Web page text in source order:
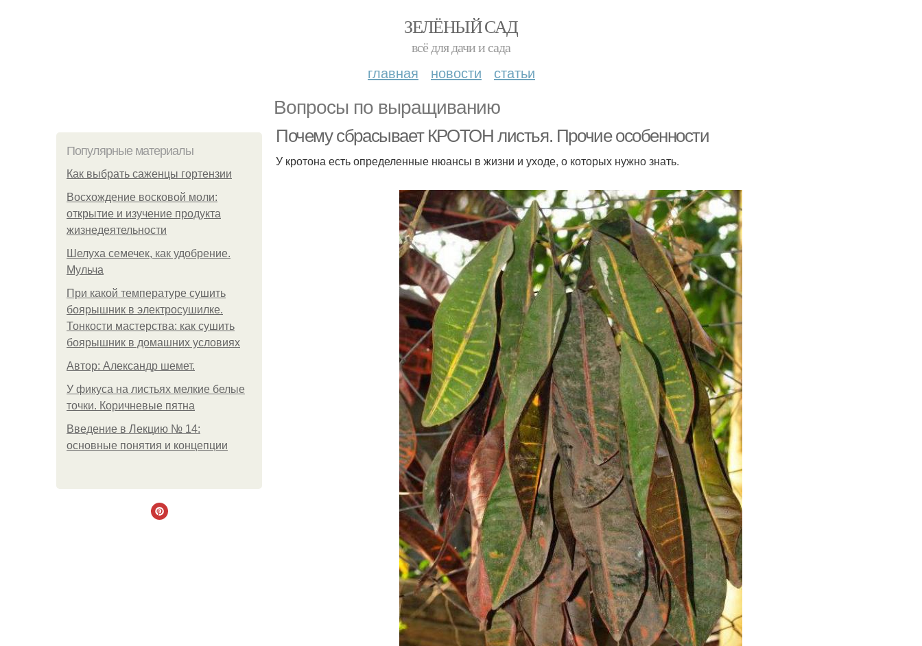
ЗЕЛЁНЫЙ САД
всё для дачи и сада
главная новости статьи
Вопросы по выращиванию
Популярные материалы
Как выбрать саженцы гортензии
Восхождение восковой моли:
открытие и изучение продукта
жизнедеятельности
Шелуха семечек, как удобрение.
Мульча
При какой температуре сушить
боярышник в электросушилке.
Тонкости мастерства: как сушить
боярышник в домашних условиях
Автор: Александр шемет.
У фикуса на листьях мелкие белые
точки. Коричневые пятна
Введение в Лекцию № 14:
основные понятия и концепции
Почему сбрасывает КРОТОН листья. Прочие особенности
У кротона есть определенные нюансы в жизни и уходе, о которых нужно знать.